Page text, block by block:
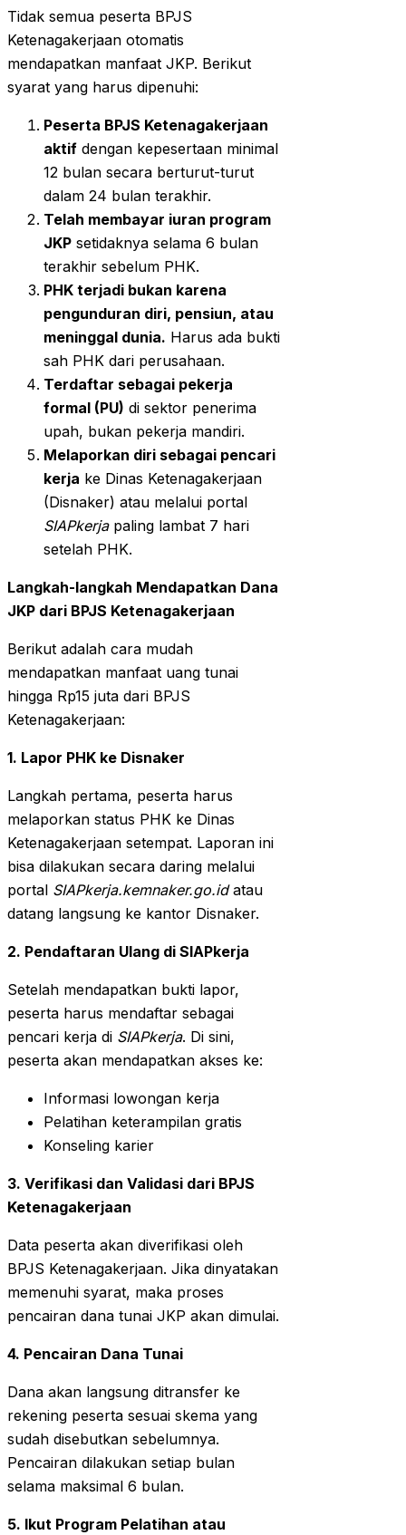
Tidak semua peserta BPJS
Ketenagakerjaan otomatis
mendapatkan manfaat JKP. Berikut
syarat yang harus dipenuhi:
Peserta BPJS Ketenagakerjaan
aktif dengan kepesertaan minimal
12 bulan secara berturut-turut
dalam 24 bulan terakhir.
Telah membayar iuran program
JKP setidaknya selama 6 bulan
terakhir sebelum PHK.
PHK terjadi bukan karena
pengunduran diri, pensiun, atau
meninggal dunia. Harus ada bukti
sah PHK dari perusahaan.
Terdaftar sebagai pekerja
formal (PU) di sektor penerima
upah, bukan pekerja mandiri.
Melaporkan diri sebagai pencari
kerja ke Dinas Ketenagakerjaan
(Disnaker) atau melalui portal
SIAPkerjapaling lambat 7 hari
setelah PHK.
Langkah-langkah Mendapatkan Dana
JKP dari BPJS Ketenagakerjaan
Berikut adalah cara mudah
mendapatkan manfaat uang tunai
hingga Rp15 juta dari BPJS
Ketenagakerjaan:
1. Lapor PHK ke Disnaker
Langkah pertama, peserta harus
melaporkan status PHK ke Dinas
Ketenagakerjaan setempat. Laporan ini
bisa dilakukan secara daring melalui
portal SIAPkerja.kemnaker.go.idatau
datang langsung ke kantor Disnaker.
2. Pendaftaran Ulang di SIAPkerja
Setelah mendapatkan bukti lapor,
peserta harus mendaftar sebagai
pencari kerja di SIAPkerja. Di sini,
peserta akan mendapatkan akses ke:
Informasi lowongan kerja
Pelatihan keterampilan gratis
Konseling karier
3. Verifikasi dan Validasi dari BPJS
Ketenagakerjaan
Data peserta akan diverifikasi oleh
BPJS Ketenagakerjaan. Jika dinyatakan
memenuhi syarat, maka proses
pencairan dana tunai JKP akan dimulai.
4. Pencairan Dana Tunai
Dana akan langsung ditransfer ke
rekening peserta sesuai skema yang
sudah disebutkan sebelumnya.
Pencairan dilakukan setiap bulan
selama maksimal 6 bulan.
5. Ikut Program Pelatihan atau